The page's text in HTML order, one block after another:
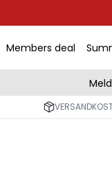
Members deal